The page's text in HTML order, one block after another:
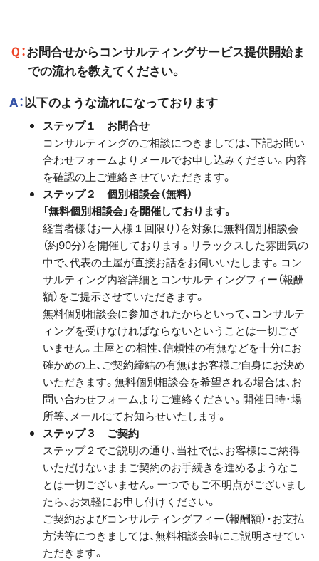
Ｑ：お問合せからコンサルティングサービス提供開始ま
での流れを教えてください。
A：以下のような流れになっております
ステップ１ お問合せ
コンサルティングのご相談につきましては、下記お問い
合わせフォームよりメールでお申し込みください。内容
を確認の上ご連絡させていただきます。
ステップ２ 個別相談会（無料）
「無料個別相談会」を開催しております。
経営者様（お一人様１回限り）を対象に無料個別相談会
（約90分）を開催しております。リラックスした雰囲気の
中で、代表の土屋が直接お話をお伺いいたします。コン
サルティング内容詳細とコンサルティングフィー（報酬
額）をご提示させていただきます。
無料個別相談会に参加されたからといって、コンサルテ
ィングを受けなければならないということは一切ござ
いません。土屋との相性、信頼性の有無などを十分にお
確かめの上、ご契約締結の有無はお客様ご自身にお決め
いただきます。無料個別相談会を希望される場合は、お
問い合わせフォームよりご連絡ください。開催日時・場
所等、メールにてお知らせいたします。
ステップ３ ご契約
ステップ２でご説明の通り、当社では、お客様にご納得
いただけないままご契約のお手続きを進めるようなこ
とは一切ございません。一つでもご不明点がございまし
たら、お気軽にお申し付けください。
ご契約およびコンサルティングフィー（報酬額）・お支払
方法等につきましては、無料相談会時にご説明させてい
ただきます。